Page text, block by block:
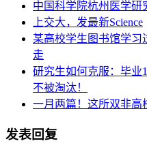
中国科学院杭州医学研
上交大，发最新Science
某高校学生图书馆学习
走
研究生如何克服：毕业
不被淘汰！
一月两篇！这所双非高
发表回复